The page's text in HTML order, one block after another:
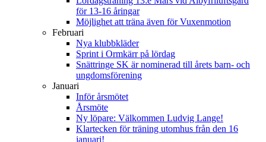
för 13-16 åringar
Möjlighet att träna även för Vuxenmotion
Februari
Nya klubbkläder
Sprint i Ormkärr på lördag
Snättringe SK är nominerad till årets barn- och
ungdomsförening
Januari
Inför årsmötet
Årsmöte
Ny löpare: Välkommen Ludvig Lange!
Klartecken för träning utomhus från den 16
januari!